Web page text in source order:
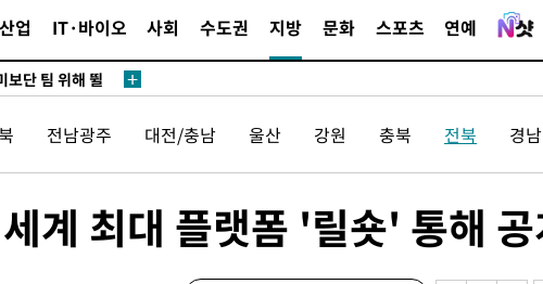
산업 IT·바이오 사회 수도권 지방 문화 스포츠 연예
로 1위… 정
단 팀 위해 뛸
비'[내일날씨]
트로피 원해 아틀
전남광주 대전/충남 울산 강원 충북 전북 경남
계 최대 플랫폼 '릴숏' 통해 공